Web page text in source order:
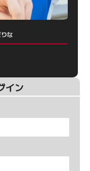
な
イン